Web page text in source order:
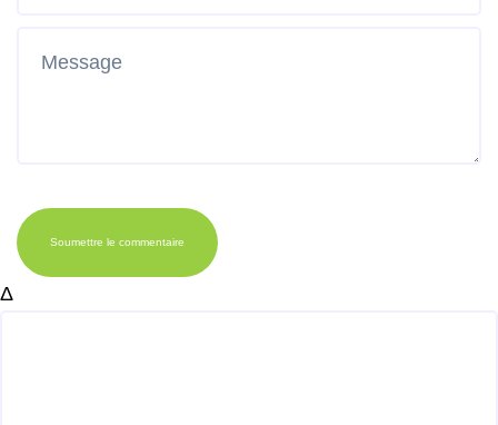
Soumettre le commentaire
Δ